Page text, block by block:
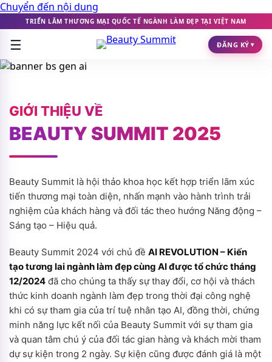
Chuyển đến nội dung
TRIỂN LÃM THƯƠNG MẠI QUỐC TẾ NGÀNH LÀM ĐẸP TẠI VIỆT NAM
☰ ĐĂNG KÝ ▾
GIỚI THIỆU VỀ
BEAUTY SUMMIT 2025
Beauty Summit là hội thảo khoa học kết hợp triển lãm xúc
tiến thương mại toàn diện, nhấn mạnh vào hành trình trải
nghiệm của khách hàng và đối tác theo hướng Năng động –
Sáng tạo – Hiệu quả.
Beauty Summit 2024 với chủ đề AI REVOLUTION – Kiến
tạo tương lai ngành làm đẹp cùng AI được tổ chức tháng
12/2024 đã cho chúng ta thấy sự thay đổi, cơ hội và thách
thức kinh doanh ngành làm đẹp trong thời đại công nghệ
khi có sự tham gia của trí tuệ nhân tạo AI, đồng thời, chứng
minh năng lực kết nối của Beauty Summit với sự tham gia
và quan tâm chú ý của đối tác gian hàng và khách mời tham
dự sự kiện trong 2 ngày. Sự kiện cũng được đánh giá là một